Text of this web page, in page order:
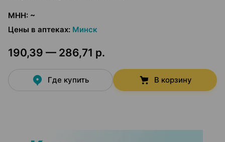
МНН: ~
Цены в аптеках: Минск
190,39 — 286,71 р.
Где купить В корзину